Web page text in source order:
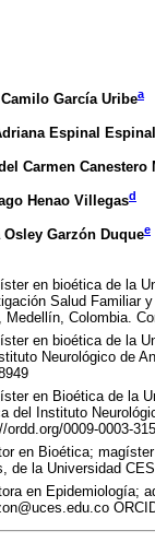
García Uribea
Espinal Espinal
Carmen Canestero
Henao Villegasd
Osley Garzón Duquee
en bioética de la
Salud Familiar
Medellín, Colombia.
en bioética de la
Neurológico de
en Bioética de la
del Instituto
ordd.org/0009-0003-
en Bioética;
de la Universidad
en Epidemiología;